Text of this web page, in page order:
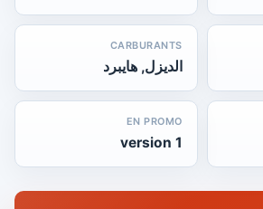
CARBURANTS
الديزل, هايبرد
EN PROMO
1 version